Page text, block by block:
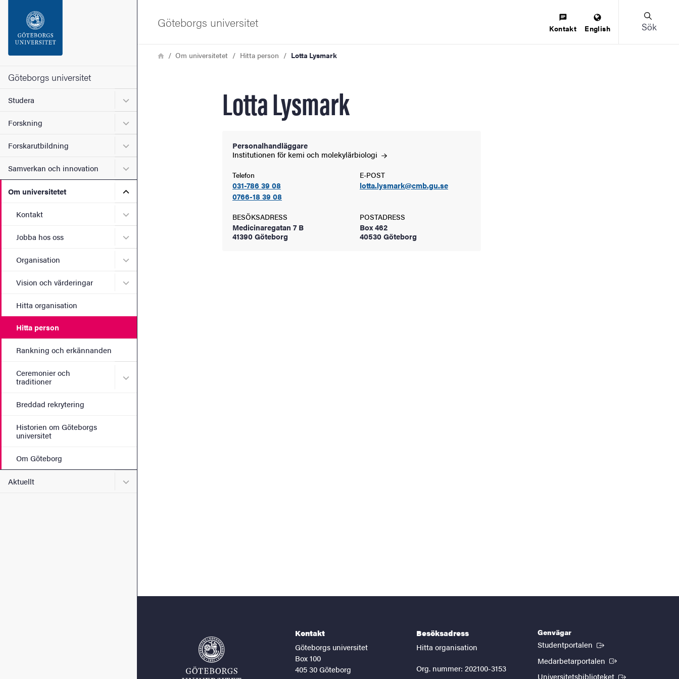
Sidfoten
Om webbplatsen
Göteborgs universitet
Studera Undermeny för Studera
Forskning Undermeny för Forskning
Forskarutbildning Undermeny för Forskarutbildning
Samverkan och innovation Undermeny för Samverkan och innovation
Om universitetet Undermeny för Om universitetet
Kontakt Undermeny för Kontakt
Jobba hos oss Undermeny för Jobba hos oss
Organisation Undermeny för Organisation
Vision och värderingar Undermeny för Vision och värderingar
Hitta organisation
Hitta person
Rankning och erkännanden
Ceremonier och
traditioner
Undermeny för Ceremonier och traditioner
Breddad rekrytering
Historien om Göteborgs
universitet
Om Göteborg
Aktuellt Undermeny för Aktuellt
Göteborgs universitet Kontakt English Sök
LänkstigHemOm universitetet Hitta person Lotta Lysmark
Lotta Lysmark
Personalhandläggare
Institutionen för kemi och molekylärbiologi
Telefon
031-786 39 08
0766-18 39 08
E-POST
lotta.lysmark@cmb.gu.se
BESÖKSADRESS
Medicinaregatan 7 B
41390 Göteborg
POSTADRESS
Box 462
40530 Göteborg
Kontakt
Göteborgs universitet
Box 100
405 30 Göteborg
Besöksadress
Hitta organisation
Org. nummer: 202100-3153
Genvägar
Studentportalen (Extern länk)
Medarbetarportalen (Extern länk)
Universitetsbiblioteket (Extern länk)